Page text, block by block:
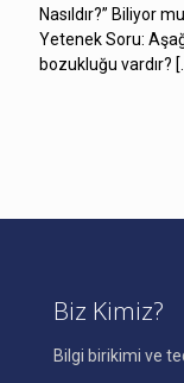
Nasıldır?” Biliyor
Yetenek Soru:
bozukluğu vardır?
Biz Kimiz?
Bilgi birikimi ve